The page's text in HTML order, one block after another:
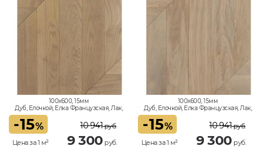
100x600, 15мм
Дуб, Елочкой, Елка Французская, Лак,
-15%
Цена за 1 м²
10 941руб.
9 300 руб.
100x600, 15мм
Дуб, Елочкой, Елка Французская, Лак,
-15%
Цена за 1 м²
10 941руб.
9 300 руб.